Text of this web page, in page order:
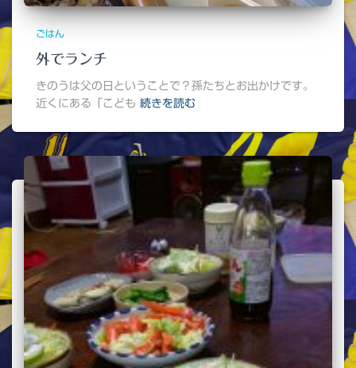
ごはん
外でランチ
きのうは父の日ということで？孫たちとお出かけです。
近くにある「こども 続きを読む